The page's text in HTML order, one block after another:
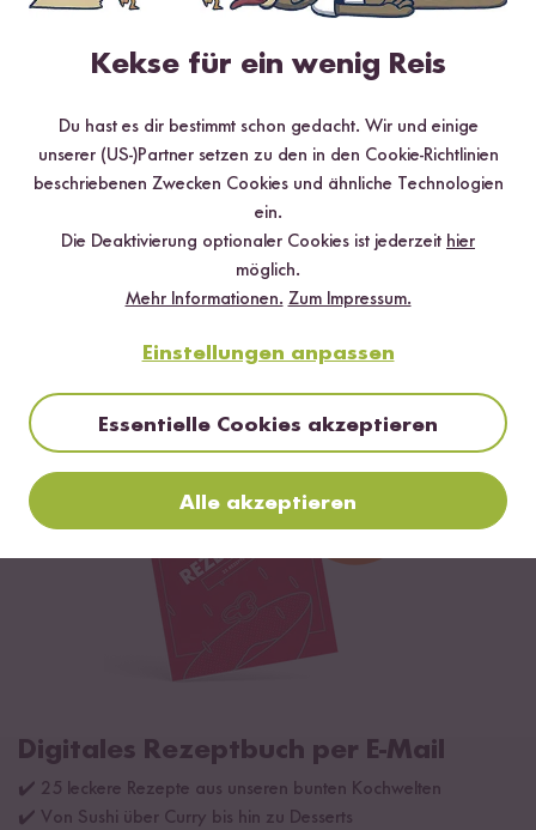
Loading...
16
CHF 33.40 / L
18
Bio Kichererbsen
ab CHF 3.50
Digitales Rezeptbuch per E-Mail
✔️ 25 leckere Rezepte aus unseren bunten Kochwelten
✔️ Von Sushi über Curry bis hin zu Desserts
Kekse für ein wenig Reis
Du hast es dir bestimmt schon gedacht. Wir und einige
unserer (US-)Partner setzen zu den in den Cookie-Richtlinien
beschriebenen Zwecken Cookies und ähnliche Technologien
ein.
Die Deaktivierung optionaler Cookies ist jederzeit hier
möglich.
Mehr Informationen. Zum Impressum.
Einstellungen anpassen
Essentielle Cookies akzeptieren
Alle akzeptieren